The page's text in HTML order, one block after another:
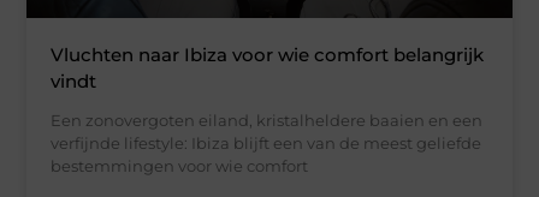
Vluchten naar Ibiza voor wie comfort belangrijk
vindt
Een zonovergoten eiland, kristalheldere baaien en een
verfijnde lifestyle: Ibiza blijft een van de meest geliefde
bestemmingen voor wie comfort